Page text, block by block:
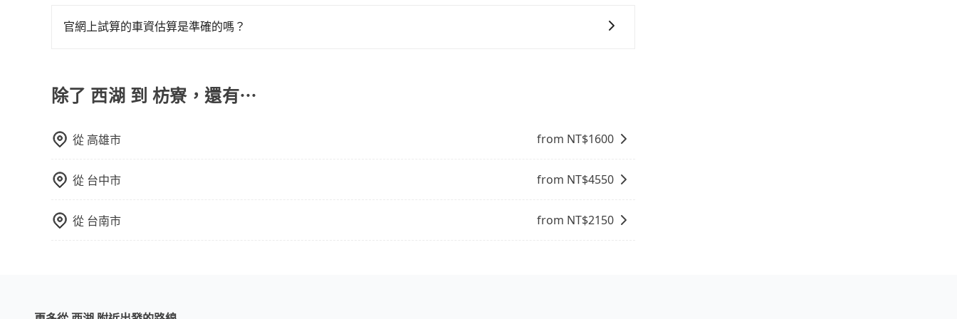
客車最多座位數量就是9人，如扣掉司機就只能乘坐8位乘客，如果要10人以上就是營業大客車的範疇，也就是中
比較方便。但也有例外，比方說有些山區或路段是禁止大客車通行的，建議在預定時最好先與車行或平台確認。
官網上試算的車資估算是準確的嗎？
除了 西湖 到 枋寮，還有⋯
從 高雄市 from NT$1600
從 台中市 from NT$4550
從 台南市 from NT$2150